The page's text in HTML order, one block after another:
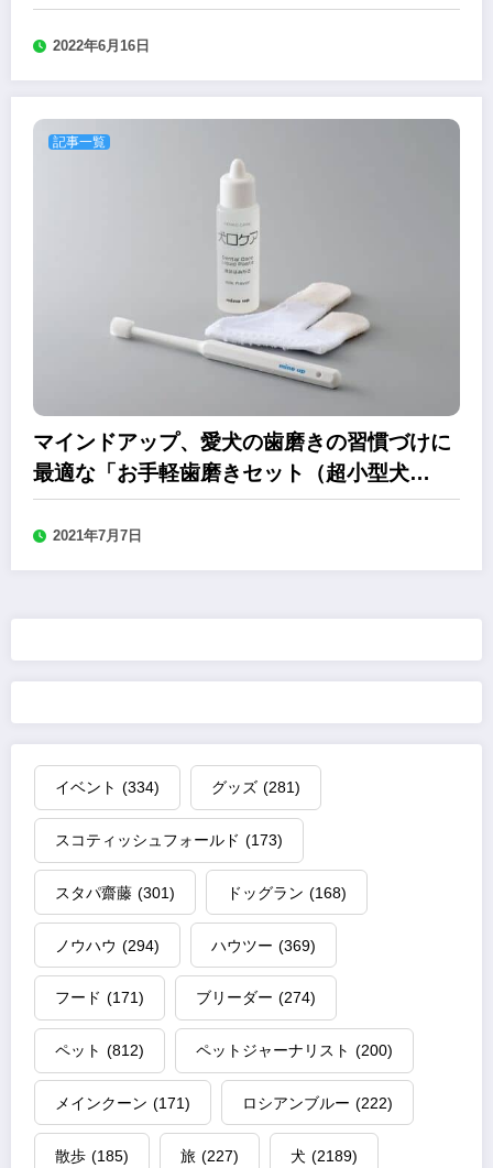
2022年6月16日
記事一覧
マインドアップ、愛犬の歯磨きの習慣づけに
最適な「お手軽歯磨きセット（超小型犬
用）」
2021年7月7日
イベント (334) グッズ (281)
スコティッシュフォールド (173)
スタパ齋藤 (301) ドッグラン (168)
ノウハウ (294) ハウツー (369)
フード (171) ブリーダー (274)
ペット (812) ペットジャーナリスト (200)
メインクーン (171) ロシアンブルー (222)
散歩 (185) 旅 (227) 犬 (2189)